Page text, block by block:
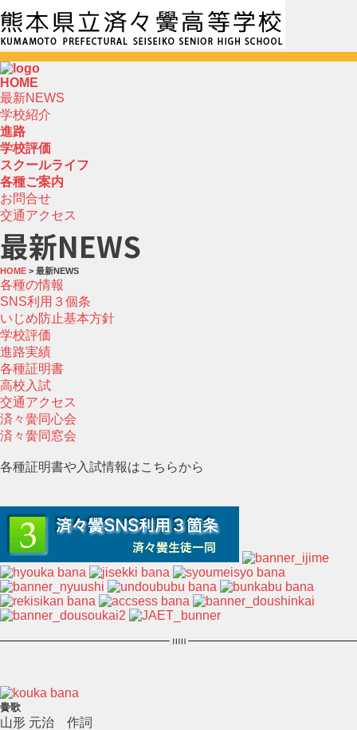
HOME
最新NEWS
学校紹介
進路
学校評価
スクールライフ
各種ご案内
お問合せ
交通アクセス
最新NEWS
HOME > 最新NEWS
各種の情報
SNS利用３個条
いじめ防止基本方針
学校評価
進路実績
各種証明書
高校入試
交通アクセス
済々黌同心会
済々黌同窓会
各種証明書や入試情報はこちらから
黌歌
山形 元治 作詞